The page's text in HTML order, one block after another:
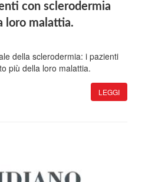
con sclerodermia
loro malattia.
della sclerodermia: i pazienti
più della loro malattia.
LEGGI